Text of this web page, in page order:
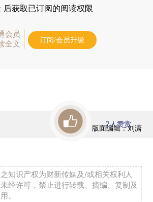
后获取已订阅的阅读权限
会员
全文
订阅/会员升级
版面编辑：刘潇
2人赞赏
知识产权为财新传媒及/或相关权利人
经许可，禁止进行转载、摘编、复制及
。